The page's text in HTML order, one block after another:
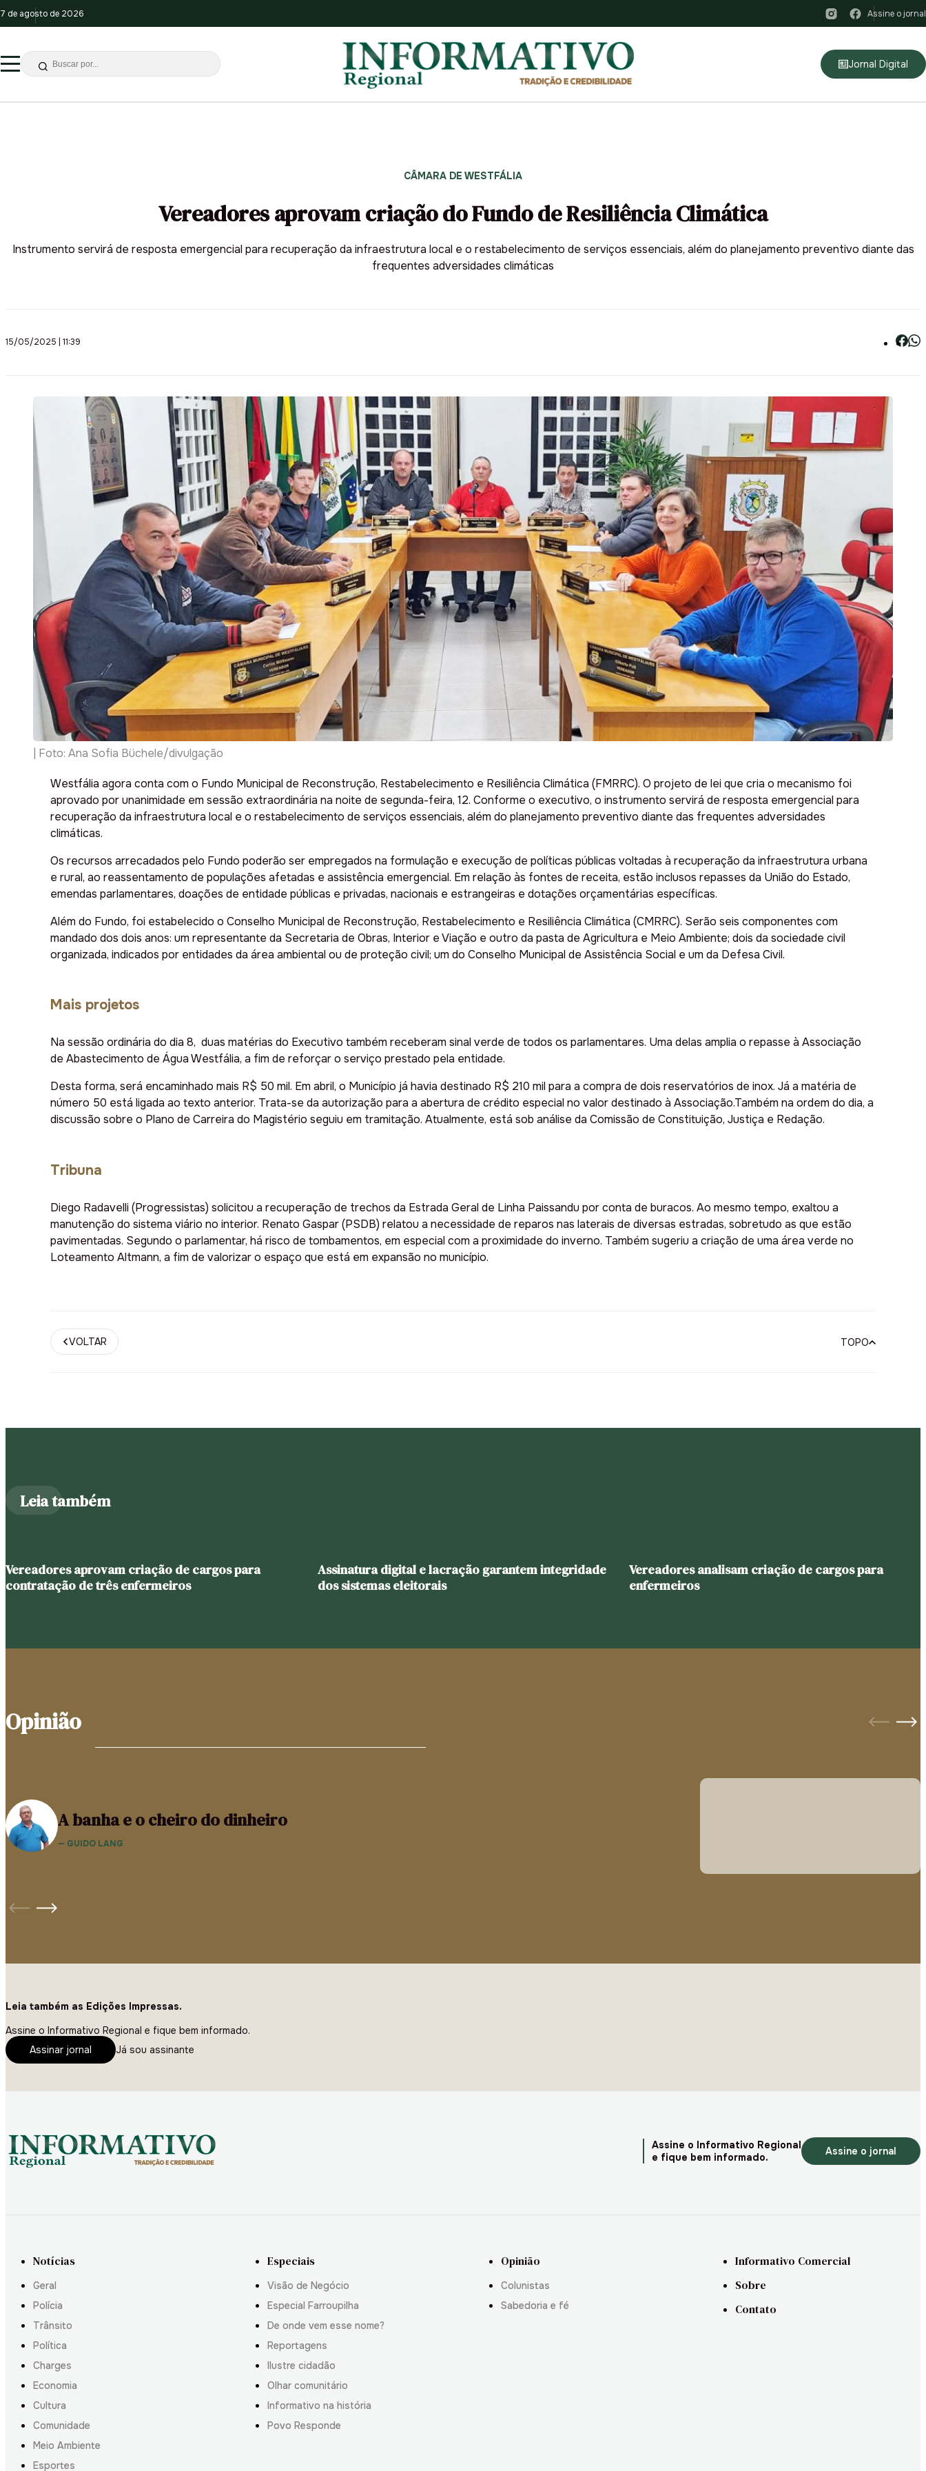
7 de agosto de 2026 Assine o jornal
Jornal Digital
CÂMARA DE WESTFÁLIA
Vereadores aprovam criação do Fundo de Resiliência Climática
Instrumento servirá de resposta emergencial para recuperação da infraestrutura local e o restabelecimento de serviços essenciais, além do planejamento preventivo diante das
frequentes adversidades climáticas
15/05/2025 | 11:39
| Foto: Ana Sofia Büchele/divulgação
Westfália agora conta com o Fundo Municipal de Reconstrução, Restabelecimento e Resiliência Climática (FMRRC). O projeto de lei que cria o mecanismo foi
aprovado por unanimidade em sessão extraordinária na noite de segunda-feira, 12. Conforme o executivo, o instrumento servirá de resposta emergencial para
recuperação da infraestrutura local e o restabelecimento de serviços essenciais, além do planejamento preventivo diante das frequentes adversidades
climáticas.
Os recursos arrecadados pelo Fundo poderão ser empregados na formulação e execução de políticas públicas voltadas à recuperação da infraestrutura urbana
e rural, ao reassentamento de populações afetadas e assistência emergencial. Em relação às fontes de receita, estão inclusos repasses da União do Estado,
emendas parlamentares, doações de entidade públicas e privadas, nacionais e estrangeiras e dotações orçamentárias específicas.
Além do Fundo, foi estabelecido o Conselho Municipal de Reconstrução, Restabelecimento e Resiliência Climática (CMRRC). Serão seis componentes com
mandado dos dois anos: um representante da Secretaria de Obras, Interior e Viação e outro da pasta de Agricultura e Meio Ambiente; dois da sociedade civil
organizada, indicados por entidades da área ambiental ou de proteção civil; um do Conselho Municipal de Assistência Social e um da Defesa Civil.
Mais projetos
Na sessão ordinária do dia 8, duas matérias do Executivo também receberam sinal verde de todos os parlamentares. Uma delas amplia o repasse à Associação
de Abastecimento de Água Westfália, a fim de reforçar o serviço prestado pela entidade.
Desta forma, será encaminhado mais R$ 50 mil. Em abril, o Município já havia destinado R$ 210 mil para a compra de dois reservatórios de inox. Já a matéria de
número 50 está ligada ao texto anterior. Trata-se da autorização para a abertura de crédito especial no valor destinado à Associação.Também na ordem do dia, a
discussão sobre o Plano de Carreira do Magistério seguiu em tramitação. Atualmente, está sob análise da Comissão de Constituição, Justiça e Redação.
Tribuna
Diego Radavelli (Progressistas) solicitou a recuperação de trechos da Estrada Geral de Linha Paissandu por conta de buracos. Ao mesmo tempo, exaltou a
manutenção do sistema viário no interior. Renato Gaspar (PSDB) relatou a necessidade de reparos nas laterais de diversas estradas, sobretudo as que estão
pavimentadas. Segundo o parlamentar, há risco de tombamentos, em especial com a proximidade do inverno. Também sugeriu a criação de uma área verde no
Loteamento Altmann, a fim de valorizar o espaço que está em expansão no município.
VOLTAR TOPO
Leia também
Vereadores aprovam criação de cargos para
contratação de três enfermeiros
Assinatura digital e lacração garantem integridade
dos sistemas eleitorais
Vereadores analisam criação de cargos para
enfermeiros
Opinião
A banha e o cheiro do dinheiro
— GUIDO LANG
Leia também as Edições Impressas.
Assine o Informativo Regional e fique bem informado.
Assinar jornal
Já sou assinante
Assine o Informativo Regional
e fique bem informado.
Assine o jornal
Notícias
Geral
Polícia
Trânsito
Política
Charges
Economia
Cultura
Comunidade
Meio Ambiente
Esportes
Especiais
Visão de Negócio
Especial Farroupilha
De onde vem esse nome?
Reportagens
Ilustre cidadão
Olhar comunitário
Informativo na história
Povo Responde
Opinião
Colunistas
Sabedoria e fé
Informativo Comercial
Sobre
Contato